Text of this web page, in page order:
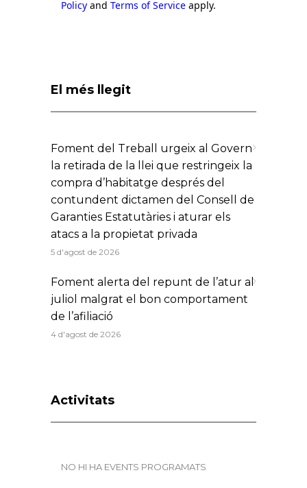
Policy and Terms of Service apply.
El més llegit
Foment del Treball urgeix al Govern
la retirada de la llei que restringeix la
compra d’habitatge després del
contundent dictamen del Consell de
Garanties Estatutàries i aturar els
atacs a la propietat privada
5 d'agost de 2026
Foment alerta del repunt de l’atur al
juliol malgrat el bon comportament
de l’afiliació
4 d'agost de 2026
Activitats
NO HI HA EVENTS PROGRAMATS